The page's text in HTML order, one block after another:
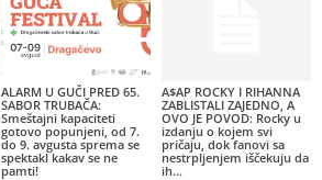
ALARM U GUČI PRED 65.
SABOR TRUBAČA:
Smeštajni kapaciteti
gotovo popunjeni, od 7.
do 9. avgusta sprema se
spektakl kakav se ne
pamti!
A$AP ROCKY I RIHANNA
ZABLISTALI ZAJEDNO, A
OVO JE POVOD: Rocky u
izdanju o kojem svi
pričaju, dok fanovi sa
nestrpljenjem iščekuju da
ih...